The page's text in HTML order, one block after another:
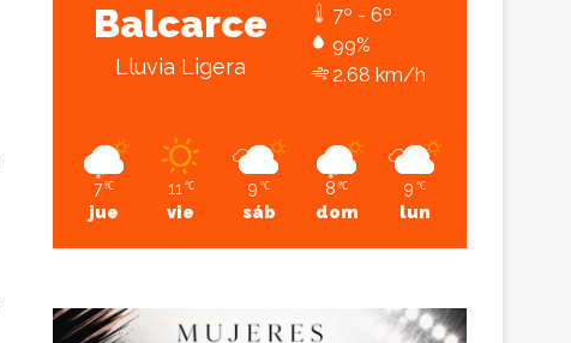
Balcarce
Lluvia Ligera
7º - 6º
99%
2.68 km/h
7 ℃
jue
11 ℃
vie
9 ℃
sáb
8 ℃
dom
9 ℃
lun